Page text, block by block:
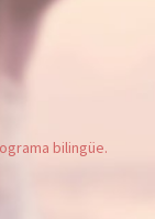
bilingüe.